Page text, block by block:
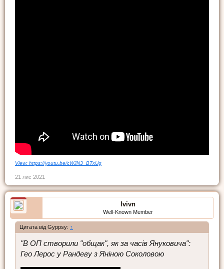
View: https://youtu.be/cWJN3_BTxUg
21 лис 2021
lvivn
Well-Known Member
Цитата від Gyppsy: ↑
"В ОП створили "общак", як за часів Януковича":
Гео Лерос у Рандеву з Яніною Соколовою